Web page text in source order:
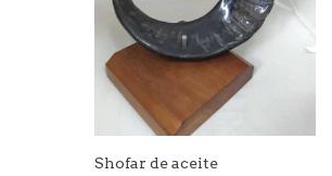
Shofar de aceite